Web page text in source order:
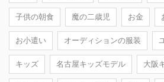
子供の朝食 魔の二歳児 お金
お小遣い オーディションの服装
キッズ 名古屋キッズモデル 大阪